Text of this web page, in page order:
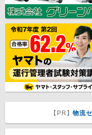
【PR】物流